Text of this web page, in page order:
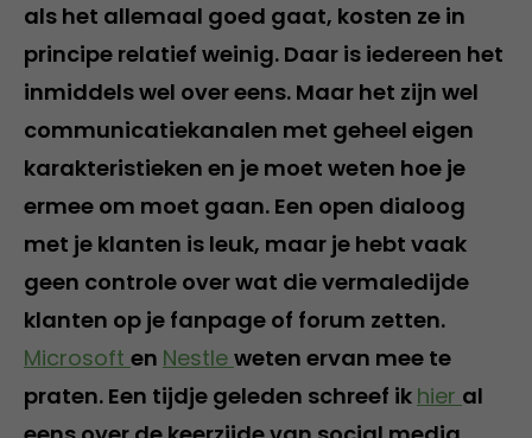
als het allemaal goed gaat, kosten ze in
principe relatief weinig. Daar is iedereen het
inmiddels wel over eens. Maar het zijn wel
communicatiekanalen met geheel eigen
karakteristieken en je moet weten hoe je
ermee om moet gaan. Een open dialoog
met je klanten is leuk, maar je hebt vaak
geen controle over wat die vermaledijde
klanten op je fanpage of forum zetten.
Microsoft en Nestle weten ervan mee te
praten. Een tijdje geleden schreef ik hier al